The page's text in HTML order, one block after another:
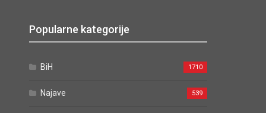
Popularne kategorije
BiH 1710
Najave 539